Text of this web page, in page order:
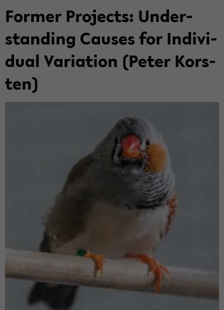
For­mer Pro­jects: Un­der­
stan­ding Cau­ses for In­di­vi­
du­al Va­ria­ti­on (Peter Kors­
ten)